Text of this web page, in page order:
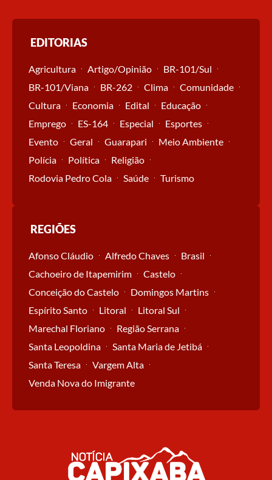
EDITORIAS
Agricultura Artigo/Opinião
BR-101/Sul
BR-101/Viana
BR-262 Clima
Comunidade
Cultura
Economia Edital
Educação
Emprego
ES-164 Especial
Esportes
Evento
Geral Guarapari
Meio Ambiente
Polícia
Política
Religião
Rodovia Pedro Cola
Saúde Turismo
REGIÕES
Afonso Cláudio Alfredo Chaves
Brasil
Cachoeiro de Itapemirim
Castelo
Conceição do Castelo
Domingos Martins
Espírito Santo
Litoral
Litoral Sul
Marechal Floriano
Região Serrana
Santa Leopoldina
Santa Maria de Jetibá
Santa Teresa
Vargem Alta
Venda Nova do Imigrante